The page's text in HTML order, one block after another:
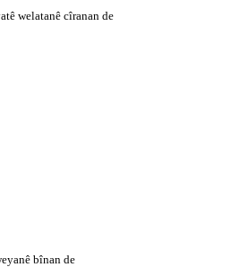
welatanê cîranan de
bînan de